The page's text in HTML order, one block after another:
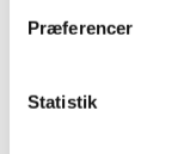
Præferencer
Statistik
TID